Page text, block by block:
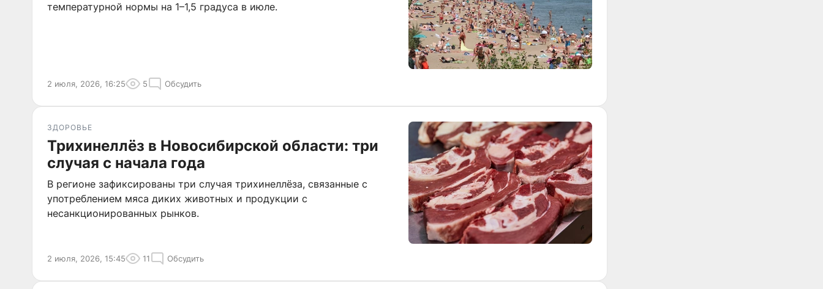
температурной нормы на 1–1,5 градуса в июле.
2 июля, 2026, 16:25 5 Обсудить
ЗДОРОВЬЕ
Трихинеллёз в Новосибирской области: три
случая с начала года
В регионе зафиксированы три случая трихинеллёза, связанные с
употреблением мяса диких животных и продукции с
несанкционированных рынков.
2 июля, 2026, 15:45 11 Обсудить